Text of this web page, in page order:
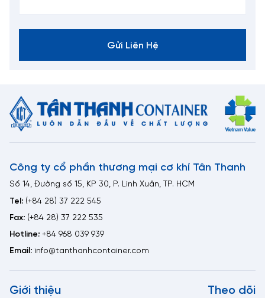
Gửi Liên Hệ
Công ty cổ phần thương mại cơ khí Tân Thanh
Số 14, Đường số 15, KP 30, P. Linh Xuân, TP. HCM
Tel: (+84 28) 37 222 545
Fax: (+84 28) 37 222 535
Hotline: +84 968 039 939
Email: info@tanthanhcontainer.com
Giới thiệu Theo dõi